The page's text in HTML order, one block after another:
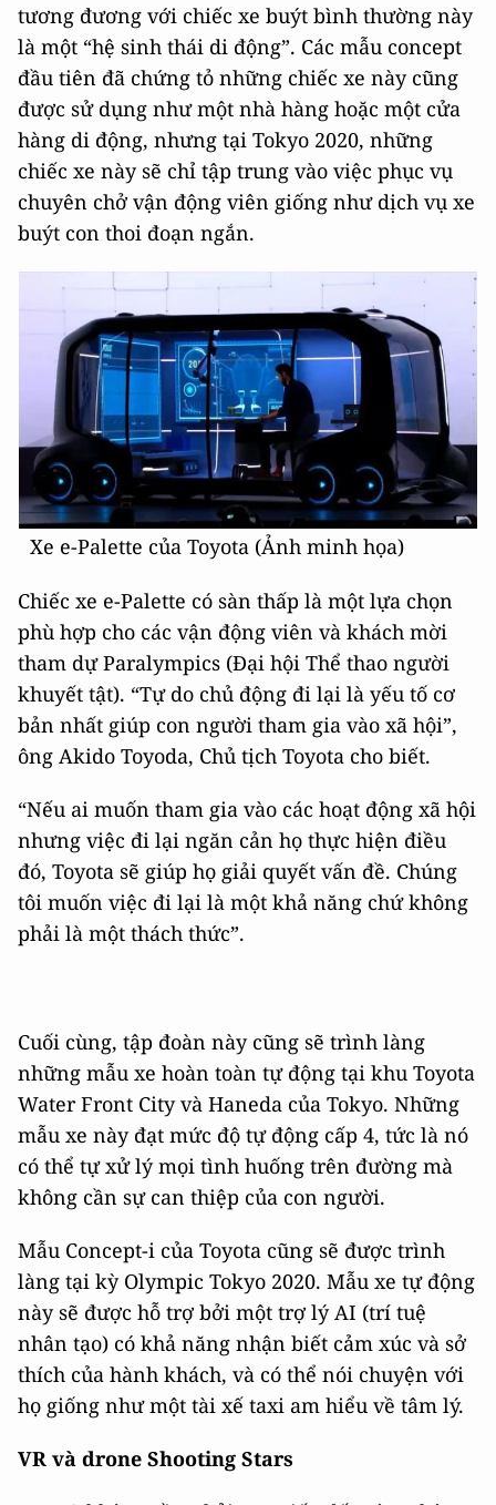
tương đương với chiếc xe buýt bình thường này
là một “hệ sinh thái di động”. Các mẫu concept
đầu tiên đã chứng tỏ những chiếc xe này cũng
được sử dụng như một nhà hàng hoặc một cửa
hàng di động, nhưng tại Tokyo 2020, những
chiếc xe này sẽ chỉ tập trung vào việc phục vụ
chuyên chở vận động viên giống như dịch vụ xe
buýt con thoi đoạn ngắn.
Xe e-Palette của Toyota (Ảnh minh họa)
Chiếc xe e-Palette có sàn thấp là một lựa chọn
phù hợp cho các vận động viên và khách mời
tham dự Paralympics (Đại hội Thể thao người
khuyết tật). “Tự do chủ động đi lại là yếu tố cơ
bản nhất giúp con người tham gia vào xã hội”,
ông Akido Toyoda, Chủ tịch Toyota cho biết.
“Nếu ai muốn tham gia vào các hoạt động xã hội
nhưng việc đi lại ngăn cản họ thực hiện điều
đó, Toyota sẽ giúp họ giải quyết vấn đề. Chúng
tôi muốn việc đi lại là một khả năng chứ không
phải là một thách thức”.
Cuối cùng, tập đoàn này cũng sẽ trình làng
những mẫu xe hoàn toàn tự động tại khu Toyota
Water Front City và Haneda của Tokyo. Những
mẫu xe này đạt mức độ tự động cấp 4, tức là nó
có thể tự xử lý mọi tình huống trên đường mà
không cần sự can thiệp của con người.
Mẫu Concept-i của Toyota cũng sẽ được trình
làng tại kỳ Olympic Tokyo 2020. Mẫu xe tự động
này sẽ được hỗ trợ bởi một trợ lý AI (trí tuệ
nhân tạo) có khả năng nhận biết cảm xúc và sở
thích của hành khách, và có thể nói chuyện với
họ giống như một tài xế taxi am hiểu về tâm lý.
VR và drone Shooting Stars